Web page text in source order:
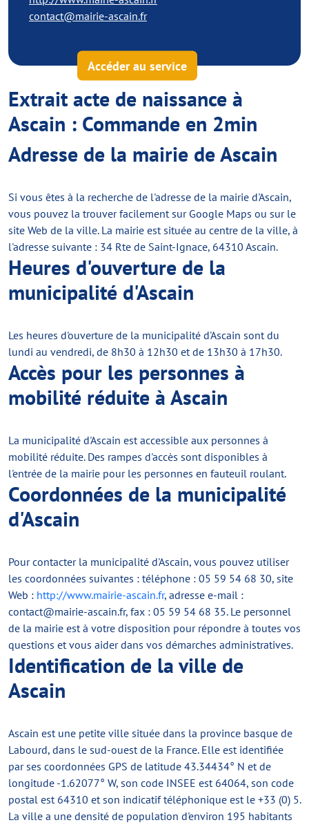
contact@mairie-ascain.fr
Accéder au service
Extrait acte de naissance à
Ascain : Commande en 2min
Adresse de la mairie de Ascain
Si vous êtes à la recherche de l'adresse de la mairie d'Ascain,
vous pouvez la trouver facilement sur Google Maps ou sur le
site Web de la ville. La mairie est située au centre de la ville, à
l'adresse suivante : 34 Rte de Saint-Ignace, 64310 Ascain.
Heures d'ouverture de la
municipalité d'Ascain
Les heures d'ouverture de la municipalité d'Ascain sont du
lundi au vendredi, de 8h30 à 12h30 et de 13h30 à 17h30.
Accès pour les personnes à
mobilité réduite à Ascain
La municipalité d'Ascain est accessible aux personnes à
mobilité réduite. Des rampes d'accès sont disponibles à
l'entrée de la mairie pour les personnes en fauteuil roulant.
Coordonnées de la municipalité
d'Ascain
Pour contacter la municipalité d'Ascain, vous pouvez utiliser
les coordonnées suivantes : téléphone : 05 59 54 68 30, site
Web : http://www.mairie-ascain.fr, adresse e-mail :
contact@mairie-ascain.fr, fax : 05 59 54 68 35. Le personnel
de la mairie est à votre disposition pour répondre à toutes vos
questions et vous aider dans vos démarches administratives.
Identification de la ville de
Ascain
Ascain est une petite ville située dans la province basque de
Labourd, dans le sud-ouest de la France. Elle est identifiée
par ses coordonnées GPS de latitude 43.34434° N et de
longitude -1.62077° W, son code INSEE est 64064, son code
postal est 64310 et son indicatif téléphonique est le +33 (0) 5.
La ville a une densité de population d'environ 195 habitants